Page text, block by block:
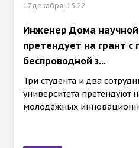
17 декабря, 15:22
Инженер Дома
претендует на грант
беспроводной з...
Три студента и два
университета претендуют
молодёжных